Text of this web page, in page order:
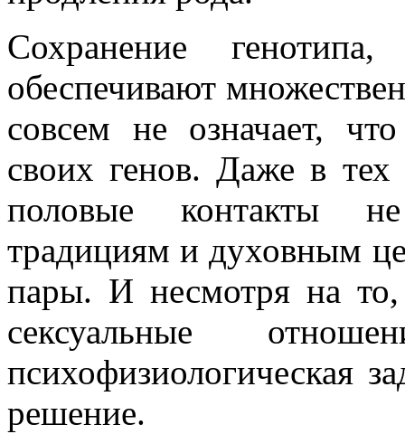
Сохранение
обеспечивают
совсем не означает,
своих генов. Даже в тех
половые контакты
традициям и духовным
пары. И несмотря на то,
сексуальные
психофизиологическая
решение.